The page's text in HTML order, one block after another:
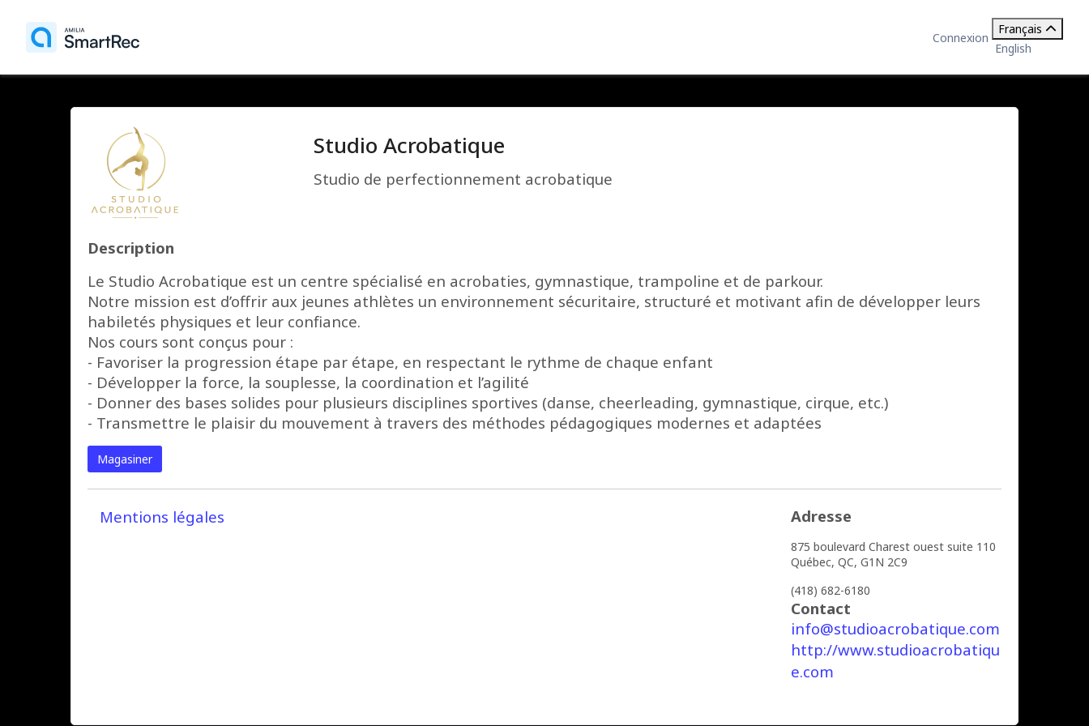
Connexion
Français
English
Studio Acrobatique
Studio de perfectionnement acrobatique
Description
Le Studio Acrobatique est un centre spécialisé en acrobaties, gymnastique, trampoline et de parkour.
Notre mission est d’offrir aux jeunes athlètes un environnement sécuritaire, structuré et motivant afin de développer leurs
habiletés physiques et leur confiance.
Nos cours sont conçus pour :
- Favoriser la progression étape par étape, en respectant le rythme de chaque enfant
- Développer la force, la souplesse, la coordination et l’agilité
- Donner des bases solides pour plusieurs disciplines sportives (danse, cheerleading, gymnastique, cirque, etc.)
- Transmettre le plaisir du mouvement à travers des méthodes pédagogiques modernes et adaptées
Magasiner
Mentions légales Adresse
875 boulevard Charest ouest suite 110
Québec, QC, G1N 2C9
(418) 682-6180
Contact
info@studioacrobatique.com
http://www.studioacrobatiqu
e.com